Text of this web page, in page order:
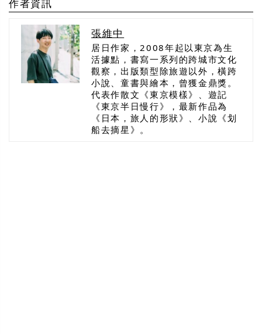
作者資訊
張維中
居日作家，2008年起以東京為生
活據點，書寫一系列的跨城市文化
觀察，出版類型除旅遊以外，橫跨
小說、童書與繪本，曾獲金鼎獎。
代表作散文《東京模樣》、遊記
《東京半日慢行》，最新作品為
《日本，旅人的形狀》、小說《划
船去摘星》。